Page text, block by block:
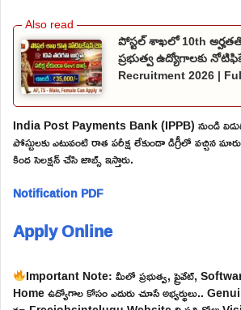
పోస్టల్ శాఖలో 10th అర్హతతో
ప్రభుత్వ ఉద్యోగాలకు
Recruitment 2026 |
India Post Payments Bank (IPPB) నుండి
పోస్టులకు ఎటువంటి రాత పరీక్ష లేకుండా డిగ్రీలో వచ్చిన
కింద సెలక్షన్ చేసి జాబ్స్ ఇస్తారు.
Notification PDF
Apply Online
Important Note: మీలో ప్రభుత్వ, ప్రైవేట్,
Home ఉద్యోగాల కోసం ఎదురు చూసే అభ్యర్థులు..